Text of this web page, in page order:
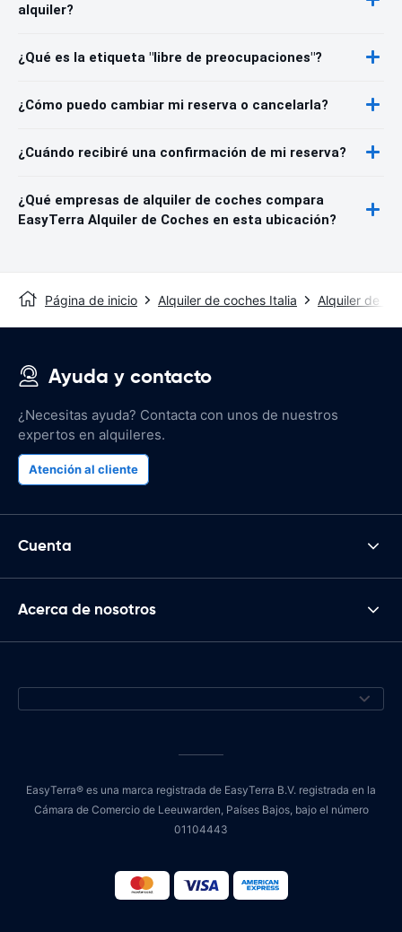
alquiler?
¿Qué es la etiqueta "libre de preocupaciones"?
¿Cómo puedo cambiar mi reserva o cancelarla?
¿Cuándo recibiré una confirmación de mi reserva?
¿Qué empresas de alquiler de coches compara
EasyTerra Alquiler de Coches en esta ubicación?
Página de inicio Alquiler de coches Italia Alquiler de
Ayuda y contacto
¿Necesitas ayuda? Contacta con unos de nuestros
expertos en alquileres.
Atención al cliente
Cuenta
Acerca de nosotros
EasyTerra® es una marca registrada de EasyTerra B.V. registrada en la
Cámara de Comercio de Leeuwarden, Países Bajos, bajo el número
01104443